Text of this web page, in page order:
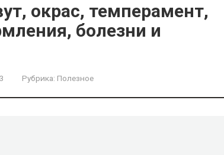
окрас, темперамент,
болезни и
Рубрика: Полезное